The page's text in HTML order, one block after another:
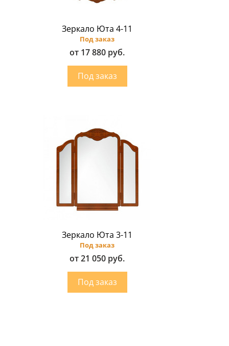
Зеркало Юта 4-11
Под заказ
от 17 880 руб.
Зеркало Юта 3-11
Под заказ
от 21 050 руб.